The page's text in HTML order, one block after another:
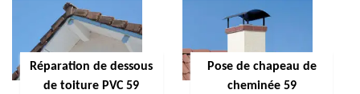
Réparation de dessous
de toiture PVC 59
Pose de chapeau de
cheminée 59